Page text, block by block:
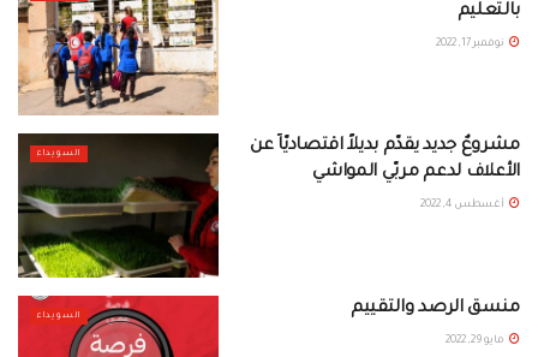
بالتعليم
نوفمبر 17, 2022
السويداء
مشروعٌ جديد يقدّم بديلاً اقتصاديّاً عن
الأعلاف لدعم مربّي المواشي
أغسطس 4, 2022
السويداء منسق الرصد والتقييم
مايو 29, 2022